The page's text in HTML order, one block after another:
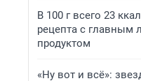
В 100 г всего 23
рецепта с главным
продуктом
«Ну вот и всё»: